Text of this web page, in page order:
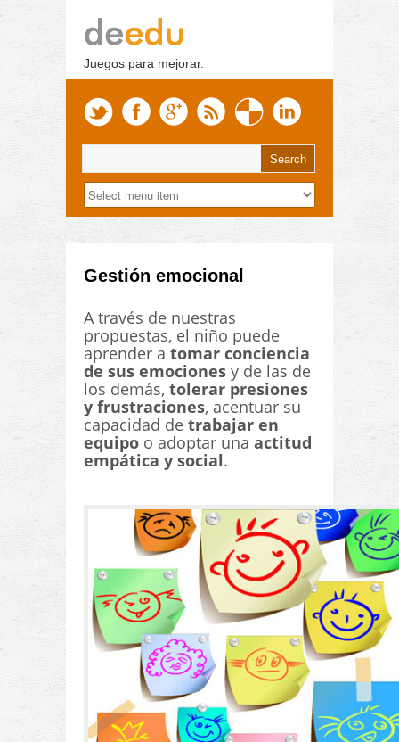
Juegos para mejorar.
Gestión emocional
A través de nuestras
propuestas, el niño puede
aprender a tomar conciencia
de sus emociones y de las de
los demás, tolerar presiones
y frustraciones, acentuar su
capacidad de trabajar en
equipo o adoptar una actitud
empática y social.